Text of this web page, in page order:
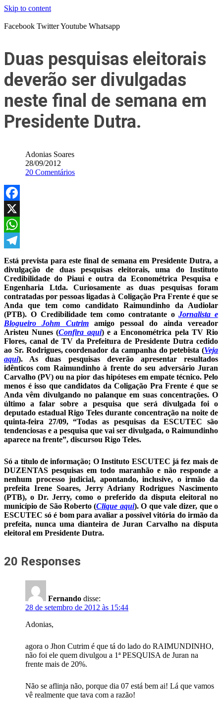
Skip to content
Facebook TwitterYoutube Whatsapp
Duas pesquisas eleitorais
deverão ser divulgadas
neste final de semana em
Presidente Dutra.
Adonias Soares
28/09/2012
20 Comentários
Facebook
X
WhatsApp
Telegram
Está prevista para este final de semana em Presidente Dutra, a
divulgação de duas pesquisas eleitorais, uma do Instituto
Credibilidade do Piaui e outra da Econométrica Pesquisa e
Engenharia Ltda. Curiosamente as duas pesquisas foram
contratadas por pessoas ligadas à Coligação Pra Frente é que se
Anda que tem como candidato Raimundinho da Audiolar
(PTB). O Credibilidade tem como contratante oJornalista e
Blogueiro Johm Cutrimamigo pessoal do ainda vereador
Aristeu Nunes (Confira aqui) e a Enconométrica pela TV Rio
Flores, canal de TV da Prefeitura de Presidente Dutra cedido
ao Sr. Rodrigues, coordenador da campanha do petebista (Veja
aqui). As duas pesquisas deverão apresentar resultados
idênticos com Raimundinho à frente do seu adversário Juran
Carvalho (PV) ou na pior das hipóteses em empate técnico. Pelo
menos é isso que candidatos da Coligação Pra Frente é que se
Anda vêm divulgando no palanque em suas concentrações. O
último a falar sobre a pesquisa que será divulgada foi o
deputado estadual Rigo Teles durante concentração na noite de
quinta-feira 27/09, “Todas as pesquisas da ESCUTEC são
tendenciosas e a pesquisa que vai ser divulgada, o Raimundinho
aparece na frente”, discursou Rigo Teles.
Só a título de informação; O Instituto ESCUTEC já fez mais de
DUZENTAS pesquisas em todo maranhão e não responde a
nenhum processo judicial, apontando, inclusive, o irmão da
prefeita Irene Soares, Jerry Adriany Rodrigues Nascimento
(PTB), o Dr. Jerry, como o preferido da disputa eleitoral no
município de São Roberto (Clique aqui). O que vale dizer, que o
ESCUTEC só é bom para avaliar a possível vitória do irmão da
prefeita, nunca uma dianteira de Juran Carvalho na disputa
eleitoral em Presidente Dutra.
20 Responses
Fernando disse:
28 de setembro de 2012 às 15:44
Adonias,
agora o Jhon Cutrim é que tá do lado do RAIMUNDINHO,
não foi ele quem divulgou a 1ª PESQUISA de Juran na
frente mais de 20%.
Não se aflinja não, porque dia 07 está bem ai! Lá que vamos
vê realmente que tava com a razão!